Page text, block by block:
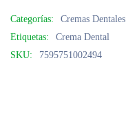
Categorías:
Cremas Dentales
Etiquetas:
Crema Dental
SKU:
7595751002494